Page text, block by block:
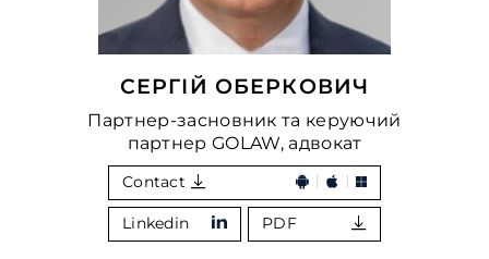
СЕРГІЙ ОБЕРКОВИЧ
Партнер-засновник та керуючий
партнер GOLAW, адвокат
Contact
Linkedin PDF